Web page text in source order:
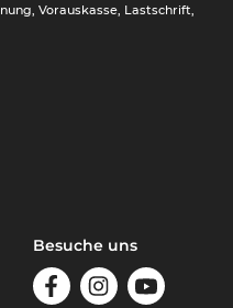
Vorauskasse, Lastschrift,
Besuche uns